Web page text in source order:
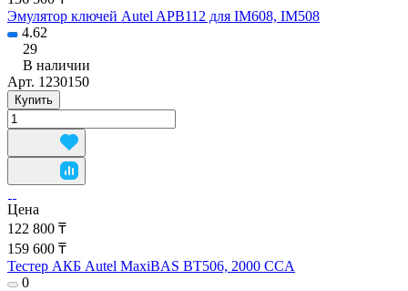
Эмулятор ключей Autel APB112 для IM608, IM508
4.62
29
В наличии
Арт. 1230150
Купить
Цена
122 800 ₸
159 600 ₸
Тестер АКБ Autel MaxiBAS BT506, 2000 CCA
0